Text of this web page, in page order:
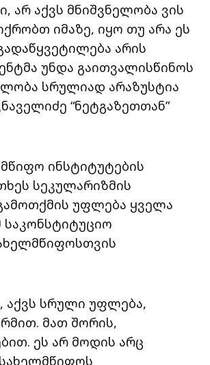
არ აქვს მნიშვნელობა ვის
იმაზე, იყო თუ არა ეს
არის
უნდა გაითვალისწინოს
სრულიად არაზუსტია
“ნეტგაზეთთან”
ინსტიტუტების
სეკულარიზმის
უფლება ყველა
საკონსტიტუციო
აქვს სრული უფლება,
მათ შორის,
ეს არ მოდის არც